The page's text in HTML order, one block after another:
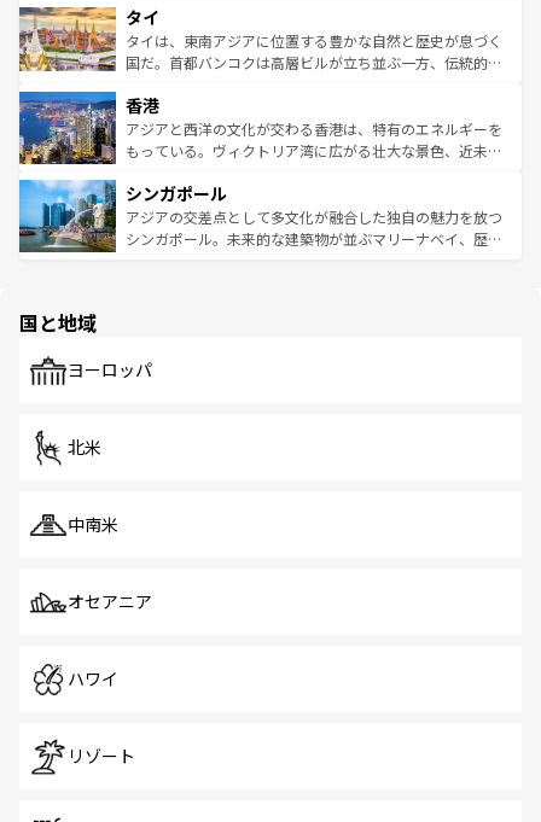
リティに包まれながら、韓国の多彩な魅力を心ゆくまで味
わってみてほしい。 なお、新着の韓国情報はコンテンツ一
覧を参照してほしい。
急速な発展と共に伝統が息づく。ハノイの古い町並みやホ
ーチミン市のフランス統治時代の建物も、独特の雰囲気を
醸し出している。また、バラエティの豊かさとおいしさで
とつ。フォーやバインミー、ベトナムコーヒーなどは、ぜ
ひ現地で味わいたい。どの地域を訪れてもあたたかい人々
が旅行者を迎えてくれるので、きっと忘れられない旅にな
参照してほしい。
タイ
タイは、東南アジアに位置する豊かな自然と歴史が息づく
国だ。首都バンコクは高層ビルが立ち並ぶ一方、伝統的な
の活気が交差している。北部ではチェンマイなどの山岳地
帯で自然と触れ合い、南部ではプーケットやクラビの美し
いビーチでリゾート気分を楽しむことができる。タイ料理
激する。気候は一年中温暖で、どの季節にも異なる楽しみ
が待っている。親しみやすいタイの人々、仏教を中心とし
た文化、そして多様な観光資源が、訪れる旅人を魅了し続
香港
アジアと西洋の文化が交わる香港は、特有のエネルギーを
もっている。ヴィクトリア湾に広がる壮大な景色、近未来
み、どこを訪れても感動するはず。観光スポットが密集し
ており、効率よく見どころを回れるのも魅力。息をのむよ
うな絶景から文化的な体験まで、香港を存分に楽しみ尽く
シンガポール
アジアの交差点として多文化が融合した独自の魅力を放つ
シンガポール。未来的な建築物が並ぶマリーナベイ、歴史
で、ホーカーズは地元の風情を楽しめる外せないスポット
国と地域
ヨーロッパ
北米
中南米
オセアニア
ハワイ
リゾート